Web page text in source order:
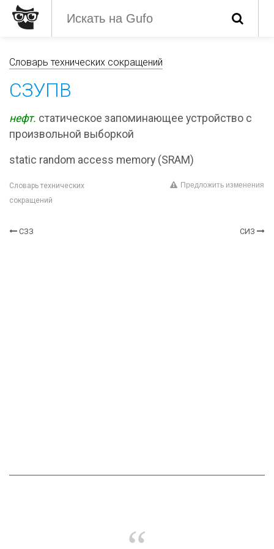
Словарь технических сокращений
СЗУПВ
нефт. статическое запоминающее устройство с
произвольной выборкой
static random access memory (SRAM)
Словарь технических
сокращений
Предложить изменения
СЗЗ СИЗ